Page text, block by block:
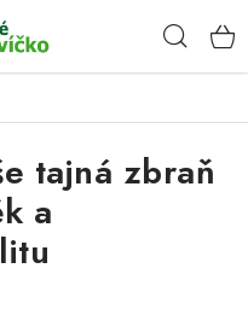
tajná zbraň
a